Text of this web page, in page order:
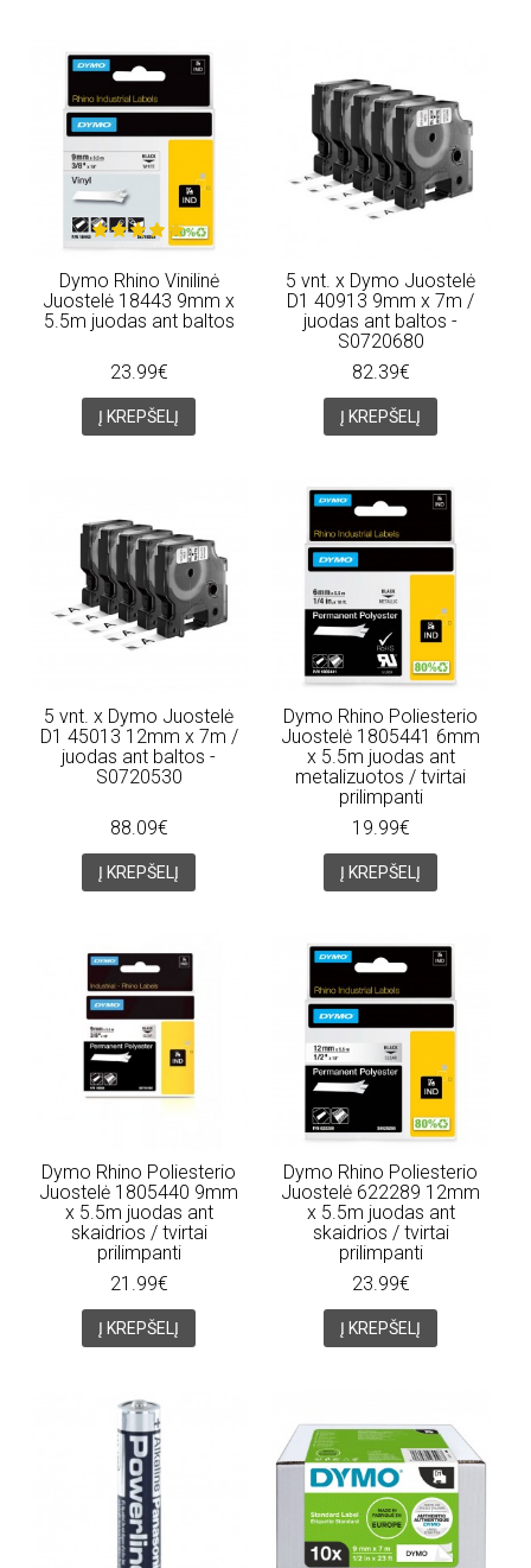
Dymo Rhino Vinilinė
Juostelė 18443 9mm x
5.5m juodas ant baltos
23.99€
Į KREPŠELĮ
5 vnt. x Dymo Juostelė
D1 40913 9mm x 7m /
juodas ant baltos -
S0720680
82.39€
Į KREPŠELĮ
5 vnt. x Dymo Juostelė
D1 45013 12mm x 7m /
juodas ant baltos -
S0720530
88.09€
Į KREPŠELĮ
Dymo Rhino Poliesterio
Juostelė 1805441 6mm
x 5.5m juodas ant
metalizuotos / tvirtai
prilimpanti
19.99€
Į KREPŠELĮ
Dymo Rhino Poliesterio
Juostelė 1805440 9mm
x 5.5m juodas ant
skaidrios / tvirtai
prilimpanti
21.99€
Į KREPŠELĮ
Dymo Rhino Poliesterio
Juostelė 622289 12mm
x 5.5m juodas ant
skaidrios / tvirtai
prilimpanti
23.99€
Į KREPŠELĮ